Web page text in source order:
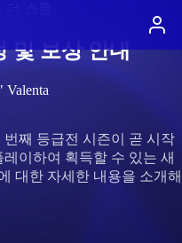
더 스톰
및 보상 안내
Valenta
째 등급전 시즌이 곧 시작
이하여 획득할 수 있는 새
대한 자세한 내용을 소개해